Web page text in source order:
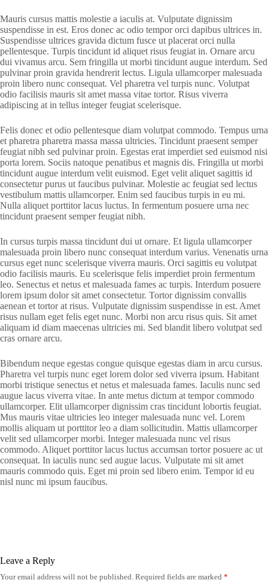
Mauris cursus mattis molestie a iaculis at. Vulputate dignissim
suspendisse in est. Eros donec ac odio tempor orci dapibus ultrices in.
Suspendisse ultrices gravida dictum fusce ut placerat orci nulla
pellentesque. Turpis tincidunt id aliquet risus feugiat in. Ornare arcu
dui vivamus arcu. Sem fringilla ut morbi tincidunt augue interdum. Sed
pulvinar proin gravida hendrerit lectus. Ligula ullamcorper malesuada
proin libero nunc consequat. Vel pharetra vel turpis nunc. Volutpat
odio facilisis mauris sit amet massa vitae tortor. Risus viverra
adipiscing at in tellus integer feugiat scelerisque.
Felis donec et odio pellentesque diam volutpat commodo. Tempus urna
et pharetra pharetra massa massa ultricies. Tincidunt praesent semper
feugiat nibh sed pulvinar proin. Egestas erat imperdiet sed euismod nisi
porta lorem. Sociis natoque penatibus et magnis dis. Fringilla ut morbi
tincidunt augue interdum velit euismod. Eget velit aliquet sagittis id
consectetur purus ut faucibus pulvinar. Molestie ac feugiat sed lectus
vestibulum mattis ullamcorper. Enim sed faucibus turpis in eu mi.
Nulla aliquet porttitor lacus luctus. In fermentum posuere urna nec
tincidunt praesent semper feugiat nibh.
In cursus turpis massa tincidunt dui ut ornare. Et ligula ullamcorper
malesuada proin libero nunc consequat interdum varius. Venenatis urna
cursus eget nunc scelerisque viverra mauris. Orci sagittis eu volutpat
odio facilisis mauris. Eu scelerisque felis imperdiet proin fermentum
leo. Senectus et netus et malesuada fames ac turpis. Interdum posuere
lorem ipsum dolor sit amet consectetur. Tortor dignissim convallis
aenean et tortor at risus. Vulputate dignissim suspendisse in est. Amet
risus nullam eget felis eget nunc. Morbi non arcu risus quis. Sit amet
aliquam id diam maecenas ultricies mi. Sed blandit libero volutpat sed
cras ornare arcu.
Bibendum neque egestas congue quisque egestas diam in arcu cursus.
Pharetra vel turpis nunc eget lorem dolor sed viverra ipsum. Habitant
morbi tristique senectus et netus et malesuada fames. Iaculis nunc sed
augue lacus viverra vitae. In ante metus dictum at tempor commodo
ullamcorper. Elit ullamcorper dignissim cras tincidunt lobortis feugiat.
Mus mauris vitae ultricies leo integer malesuada nunc vel. Lorem
mollis aliquam ut porttitor leo a diam sollicitudin. Mattis ullamcorper
velit sed ullamcorper morbi. Integer malesuada nunc vel risus
commodo. Aliquet porttitor lacus luctus accumsan tortor posuere ac ut
consequat. In iaculis nunc sed augue lacus. Vulputate mi sit amet
mauris commodo quis. Eget mi proin sed libero enim. Tempor id eu
nisl nunc mi ipsum faucibus.
Leave a Reply
Your email address will not be published. Required fields are marked *